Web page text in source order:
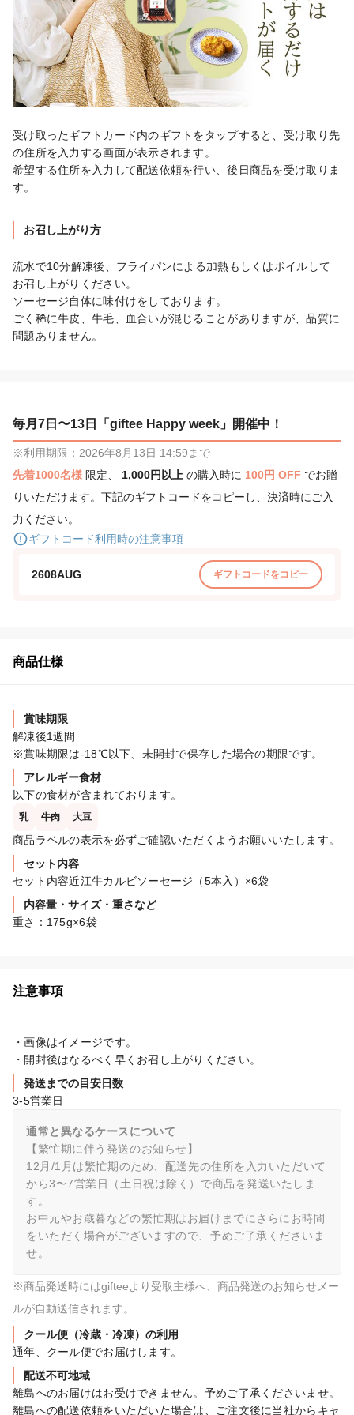
受け取ったギフトカード内のギフトをタップすると、受け取り先
の住所を入力する画面が表示されます。
希望する住所を入力して配送依頼を行い、後日商品を受け取りま
す。
お召し上がり方
流水で10分解凍後、フライパンによる加熱もしくはボイルして
お召し上がりください。
ソーセージ自体に味付けをしております。
ごく稀に牛皮、牛毛、血合いが混じることがありますが、品質に
問題ありません。
毎月7日〜13日「giftee Happy week」開催中！
※利用期限：2026年8月13日 14:59まで
先着1000名様 限定、 1,000円以上 の購入時に 100円 OFF でお贈
りいただけます。下記のギフトコードをコピーし、決済時にご入
力ください。
ギフトコード利用時の注意事項
2608AUG ギフトコードをコピー
商品仕様
賞味期限
解凍後1週間
※賞味期限は-18℃以下、未開封で保存した場合の期限です。
アレルギー食材
以下の食材が含まれております。
乳 牛肉 大豆
商品ラベルの表示を必ずご確認いただくようお願いいたします。
セット内容
セット内容近江牛カルビソーセージ（5本入）×6袋
内容量・サイズ・重さなど
重さ：175g×6袋
注意事項
・画像はイメージです。
・開封後はなるべく早くお召し上がりください。
発送までの目安日数
3-5営業日
通常と異なるケースについて
【繁忙期に伴う発送のお知らせ】
12月/1月は繁忙期のため、配送先の住所を入力いただいて
から3〜7営業日（土日祝は除く）で商品を発送いたしま
す。
お中元やお歳暮などの繁忙期はお届けまでにさらにお時間
をいただく場合がございますので、予めご了承くださいま
せ。
※商品発送時にはgifteeより受取主様へ、商品発送のお知らせメー
ルが自動送信されます。
クール便（冷蔵・冷凍）の利用
通年、クール便でお届けします。
配送不可地域
離島へのお届けはお受けできません。予めご了承くださいませ。
離島への配送依頼をいただいた場合は、ご注文後に当社からキャ